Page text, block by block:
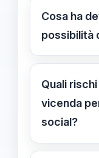
o
Cosa ha
possibilità
Ha
difendersi
diffamatorie.
Quali
vicenda
social?
Risveglia